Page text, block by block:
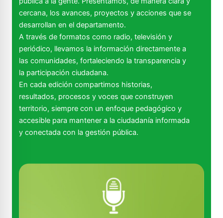
cercana, los avances, proyectos y acciones que se
desarrollan en el departamento.
A través de formatos como radio, televisión y
periódico, llevamos la información directamente a
las comunidades, fortaleciendo la transparencia y
la participación ciudadana.
En cada edición compartimos historias,
resultados, procesos y voces que construyen
territorio, siempre con un enfoque pedagógico y
accesible para mantener a la ciudadanía informada
y conectada con la gestión pública.